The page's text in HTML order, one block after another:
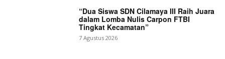
“Dua Siswa SDN Cilamaya III Raih Juara
dalam Lomba Nulis Carpon FTBI
Tingkat Kecamatan”
7 Agustus 2026